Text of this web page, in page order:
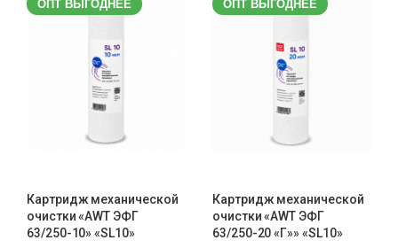
ОПТ ВЫГОДНЕЕ
Картридж механической
очистки «AWT ЭФГ
63/250-10» «SL10»
ОПТ ВЫГОДНЕЕ
Картридж механической
очистки «AWT ЭФГ
63/250-20 «Г»» «SL10»